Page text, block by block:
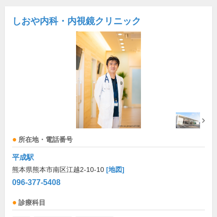
しおや内科・内視鏡クリニック
所在地・電話番号
平成駅
熊本県熊本市南区江越2-10-10 [地図]
096-377-5408
診療科目